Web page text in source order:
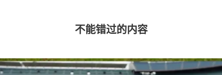
不能错过的内容